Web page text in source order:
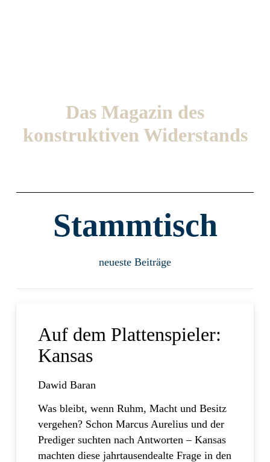
Das Magazin des
konstruktiven Widerstands
Stammtisch
neueste Beiträge
Auf dem Plattenspieler:
Kansas
Dawid Baran
Was bleibt, wenn Ruhm, Macht und Besitz
vergehen? Schon Marcus Aurelius und der
Prediger suchten nach Antworten – Kansas
machten diese jahrtausendealte Frage in den